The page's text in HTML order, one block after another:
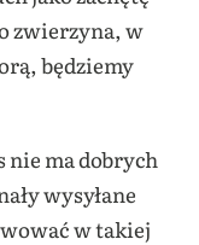
zwierzyna, w
będziemy
nie ma dobrych
wysyłane
w takiej